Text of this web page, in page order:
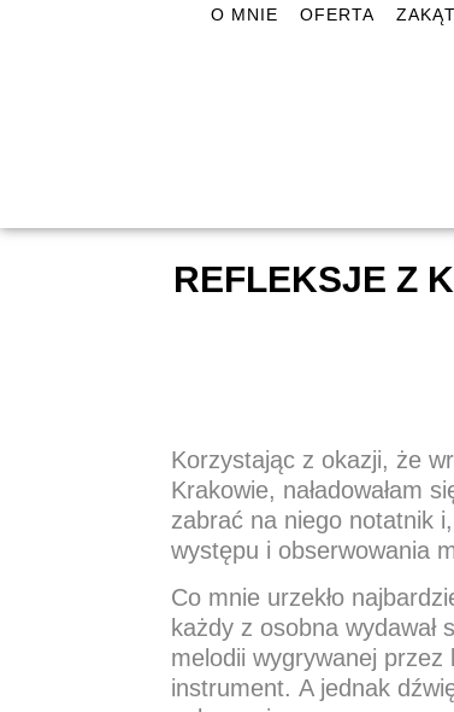
O MNIE OFERTA
REFLEKSJE Z
Korzystając z okazji, że
Krakowie, naładowałam
zabrać na niego notatnik
występu i obserwowania
Co mnie urzekło
każdy z osobna
melodii wygrywanej
instrument. A jednak